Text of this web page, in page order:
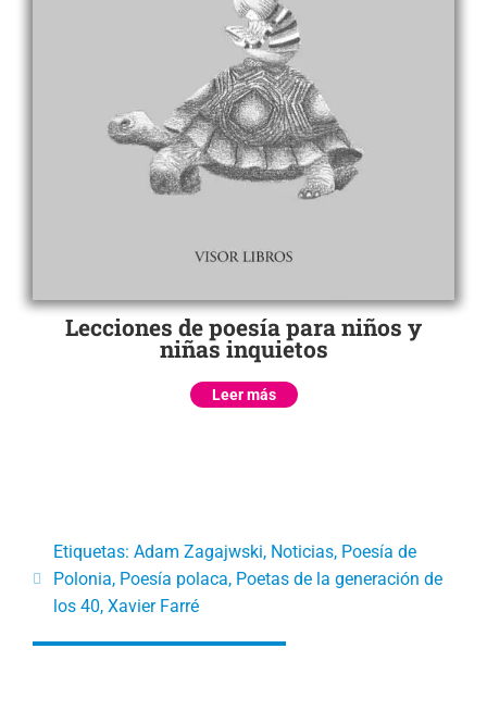
Lecciones de poesía para niños y
niñas inquietos
Leer más
Etiquetas: Adam Zagajwski, Noticias, Poesía de
Polonia, Poesía polaca, Poetas de la generación de
los 40, Xavier Farré